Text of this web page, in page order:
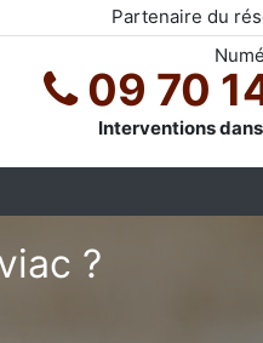
Partenaire du
09 70
Interventions
?